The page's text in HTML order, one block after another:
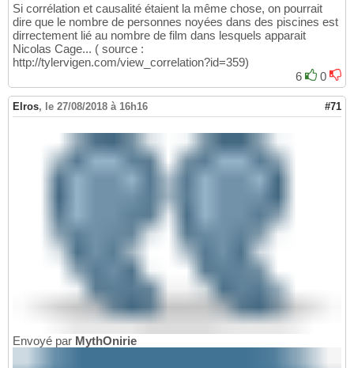
Si corrélation et causalité étaient la même chose, on pourrait
dire que le nombre de personnes noyées dans des piscines est
dirrectement lié au nombre de film dans lesquels apparait
Nicolas Cage... ( source :
http://tylervigen.com/view_correlation?id=359)
6
0
Elros, le 27/08/2018 à 16h16 #71
Envoyé par MythOnirie